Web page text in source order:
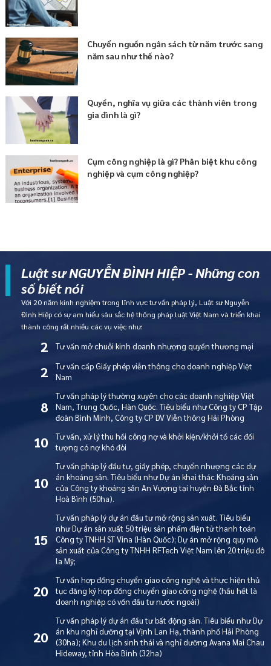
Chuyển nguồn ngân sách từ năm trước sang
năm sau như thế nào?
Quyền, nghĩa vụ giữa các thành viên trong
gia đình là gì?
Cụm công nghiệp là gì? Phân biệt khu công
nghiệp và cụm công nghiệp?
Luật sư NGUYỄN ĐÌNH HIỆP - Những con
số biết nói
Với 20 năm kinh nghiệm trong lĩnh vực tư vấn pháp lý, Luật sư Nguyễn
Đình Hiệp có sự am hiểu sâu sắc hệ thống pháp luật Việt Nam và triển khai
thành công rất nhiều các vụ việc như:
2 Tư vấn mở chuỗi kinh doanh nhượng quyền thương mại
2
Tư vấn cấp Giấy phép viễn thông cho doanh nghiệp Việt
Nam
8
Tư vấn pháp lý thường xuyên cho các doanh nghiệp Việt
Nam, Trung Quốc, Hàn Quốc. Tiêu biểu như Công ty CP Tập
đoàn Bình Minh, Công ty CP DV Viễn thông Hải Phòng
10
Tư vấn, xử lý thu hồi công nợ và khởi kiện/khởi tố các đối
tượng có nợ khó đòi
10
Tư vấn pháp lý đầu tư, giấy phép, chuyển nhượng các dự
án khoáng sản. Tiêu biểu như Dự án khai thác Khoáng sản
của Công ty khoáng sản An Vượng tại huyện Đà Bắc tỉnh
Hoà Bình (50ha).
15
Tư vấn pháp lý dự án đầu tư mở rộng sản xuất. Tiêu biểu
như Dự án sản xuất 50 triệu sản phẩm điện tử thanh toán
Công ty TNHH ST Vina (Hàn Quốc); Dự án mở rộng quy mô
sản xuất của Công ty TNHH RFTech Việt Nam lên 20 triệu đô
la Mỹ;
20
Tư vấn hợp đồng chuyển giao công nghệ và thực hiện thủ
tục đăng ký hợp đồng chuyển giao công nghệ (hầu hết là
doanh nghiệp có vốn đầu tư nước ngoài)
20
Tư vấn pháp lý dự án đầu tư bất động sản. Tiêu biểu như Dự
án khu nghỉ dưỡng tại Vịnh Lan Hạ, thành phố Hải Phòng
(30ha); Khu du lịch sinh thái và nghỉ dưỡng Avana Mai Chau
Hideway, tỉnh Hòa Bình (32ha)